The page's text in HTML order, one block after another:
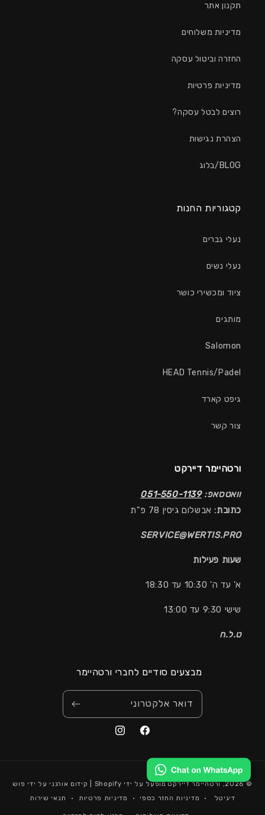
תקנון אתר
מדיניות משלוחים
החזרה וביטול עסקה
מדיניות פרטיות
רוצים לבטל עסקה?
הצהרת נגישות
BLOG/בלוג
קטגוריות החנות
נעלי גברים
נעלי נשים
ציוד ומכשירי כושר
מותגים
Salomon
HEAD Tennis/Padel
גיפט קארד
צור קשר
ורטהיימר דיירקט
וואטסאפ:051-550-1139
כתובת:אבשלום גיסין 78 פ"ת
SERVICE@WERTIS.PRO
שעות פעילות
א' עד ה' 10:30 עד 18:30
שישי 9:30 עד 13:00
ט.ל.ח
מבצעים סודיים לחברי ורטהיימר
דואר אלקטרוני
© 2026, ורטהיימר דיירקט מופעל על ידי Shopify | קידום אורגני על ידי פוש
דיגיטל
מדיניות החזר כספי מדיניות פרטיות תנאי שירות